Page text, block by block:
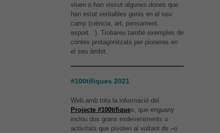
viuen o han viscut algunes dones que
han estat veritables genis en el seu
camp (ciència, art, pensament,
esport…). Trobareu també exemples de
contes protagonitzats per pioneres en
el seu àmbit.
#100tífiques 2021
Web amb tota la informació del
Projecte #100tifiques, que enguany
inclou dos grans esdeveniments o
activitats que pivoten al voltant de –o